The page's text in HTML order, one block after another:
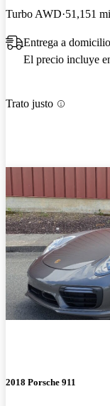
Turbo AWD 51,151
Entrega a
El precio incluye
Trato justo
2018 Porsche 911